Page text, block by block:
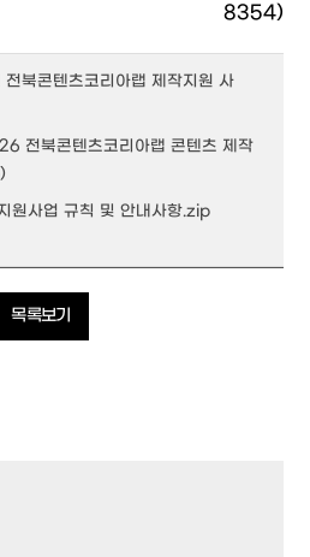
8354)
북콘텐츠코리아랩 제작지원 사
전북콘텐츠코리아랩 콘텐츠 제작
원사업 규칙 및 안내사항.zip
목록보기